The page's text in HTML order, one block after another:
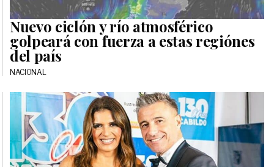
Nuevo ciclón y río atmosférico
golpeará con fuerza a estas regiónes
del país
NACIONAL